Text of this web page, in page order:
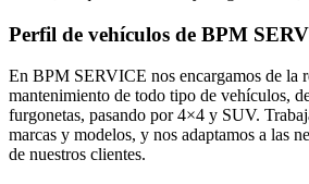
Perfil de vehículos de BPM
En BPM SERVICE nos encargamos de la
mantenimiento de todo tipo de vehículos,
furgonetas, pasando por 4×4 y SUV.
marcas y modelos, y nos adaptamos a las
de nuestros clientes.